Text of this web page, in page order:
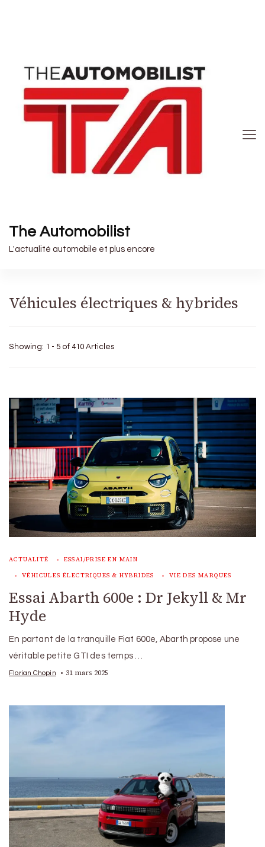
The Automobilist
L'actualité automobile et plus encore
Véhicules électriques & hybrides
Showing: 1 - 5 of 410 Articles
ACTUALITÉ ESSAI/PRISE EN MAIN
VÉHICULES ÉLECTRIQUES & HYBRIDES VIE DES MARQUES
Essai Abarth 600e : Dr Jekyll & Mr
Hyde
En partant de la tranquille Fiat 600e, Abarth propose une
véritable petite GTI des temps …
Florian Chopin 31 mars 2025